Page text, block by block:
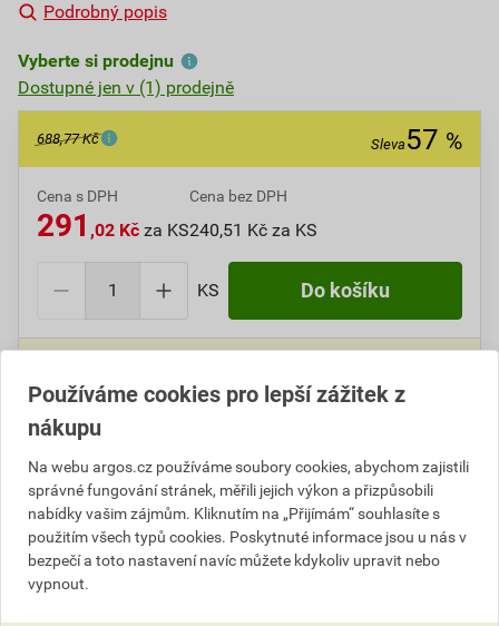
Podrobný popis
Vyberte si prodejnu
Dostupné jen v (1) prodejně
688,77 Kč Sleva 57 %
Cena s DPH
291 ,02 Kč za KS
Cena bez DPH
240,51 Kč za KS
KS Do košíku
Do košíku přidáte1 KSza291,02Kčs DPH
( 240,51Kčbez DPH).
s DPH.
Číslo položky:1000110412
Katalogový kód: 0MBKF
Výrobky značky:GPH
Popis
Používáme cookies pro lepší zážitek z
nákupu
Na webu argos.cz používáme soubory cookies, abychom zajistili
správné fungování stránek, měřili jejich výkon a přizpůsobili
nabídky vašim zájmům. Kliknutím na „Přijímám“ souhlasíte s
použitím všech typů cookies. Poskytnuté informace jsou u nás v
bezpečí a toto nastavení navíc můžete kdykoliv upravit nebo
vypnout.